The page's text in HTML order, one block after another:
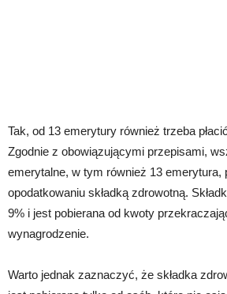
Tak, od 13 emerytury również trzeba
Zgodnie z obowiązującymi przepisami,
emerytalne, w tym również 13 emerytura,
opodatkowaniu składką zdrowotną.
9% i jest pobierana od kwoty
wynagrodzenie.
Warto jednak zaznaczyć, że składka